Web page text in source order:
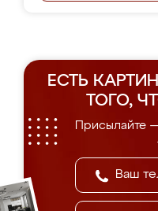
ЕСТЬ
ТОГО,
Присылайте